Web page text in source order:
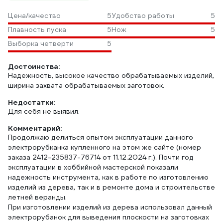
Цена/качество 5Удобство работы
5
Плавность пуска
5Нож
5
Выборка четверти
5
Достоинства:
Надежность, высокое качество обрабатываемых изделий,
ширина захвата обрабатываемых заготовок.
Недостатки:
Для себя не выявил.
Комментарий:
Продолжаю делиться опытом эксплуатации данного
электрорубканка купленного на этом же сайте (номер
заказа 2412-235837-76714 от 11.12.2024 г.). Почти год
эксплуатации в хоббийной мастерской показали
надежность инструмента, как в работе по изготовлению
изделий из дерева, так и в ремонте дома и строительстве
летней веранды.
При изготовлении изделий из дерева использовал данный
электрорубанок для выведения плоскости на заготовках